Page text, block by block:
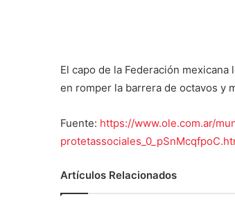
El capo de la Federación
en romper la barrera de octavos y
Fuente: https://www.ole.com.ar/
Artículos Relacionados